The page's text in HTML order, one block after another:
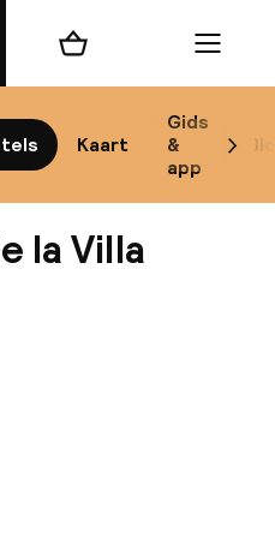
Kaart
Gids
&
app
Winkelmand Menu
la Villa
de